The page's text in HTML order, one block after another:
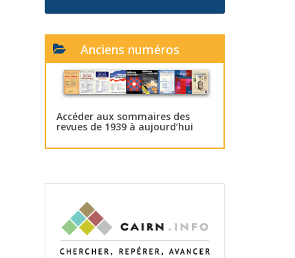
Anciens numéros
Accéder aux sommaires des
revues de 1939 à aujourd’hui